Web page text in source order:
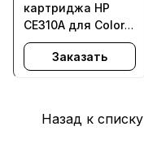
картриджа HP
CE310A для Color
LaserJet CP1012
Pro, CP1025, M175a
M275nw - с
Заказать
Назад к списку